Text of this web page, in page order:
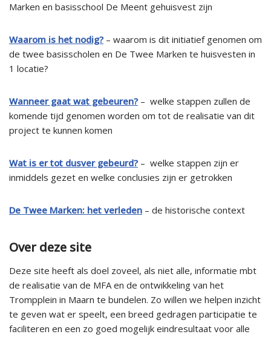
Marken en basisschool De Meent gehuisvest zijn
Waarom is het nodig? – waarom is dit initiatief genomen om
de twee basisscholen en De Twee Marken te huisvesten in
1 locatie?
Wanneer gaat wat gebeuren? – welke stappen zullen de
komende tijd genomen worden om tot de realisatie van dit
project te kunnen komen
Wat is er tot dusver gebeurd? – welke stappen zijn er
inmiddels gezet en welke conclusies zijn er getrokken
De Twee Marken: het verleden – de historische context
Over deze site
Deze site heeft als doel zoveel, als niet alle, informatie mbt
de realisatie van de MFA en de ontwikkeling van het
Trompplein in Maarn te bundelen. Zo willen we helpen inzicht
te geven wat er speelt, een breed gedragen participatie te
faciliteren en een zo goed mogelijk eindresultaat voor alle